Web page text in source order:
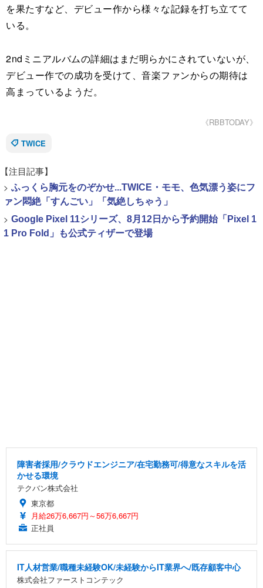
を果たすなど、デビュー作から様々な記録を打ち立てて
いる。
2ndミニアルバムの詳細はまだ明らかにされていないが、
デビュー作での成功を受けて、音楽ファンからの期待は
高まっているようだ。
《RBBTODAY》
TWICE
【注目記事】
> ふっくら胸元をのぞかせ...TWICE・モモ、色気漂う姿にフ
ァン悶絶「すんごい」「気絶しちゃう」
> Google Pixel 11シリーズ、8月12日から予約開始「Pixel 1
1 Pro Fold」も公式ティザーで登場
障害者採用/クラウドエンジニア/在宅勤務可/得意なスキルを活
かせる環境
テクバン株式会社
東京都
月給26万6,667円～56万6,667円
正社員
IT人材営業/職種未経験OK/未経験からIT業界へ/既存顧客中心
株式会社ファーストコンテック